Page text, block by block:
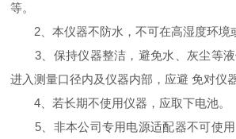
等。
2、本仪器不防水，不可在高湿度环境
3、保持仪器整洁，避免水、灰尘等液
进入测量口径内及仪器内部，应避 免对仪
4、若长期不使用仪器，应取下电池。
5、非本公司专用电源适配器不可使用